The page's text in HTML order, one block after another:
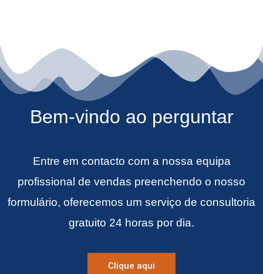
Bem-vindo ao perguntar
Entre em contacto com a nossa equipa
profissional de vendas preenchendo o nosso
formulário, oferecemos um serviço de consultoria
gratuito 24 horas por dia.
Clique aqui